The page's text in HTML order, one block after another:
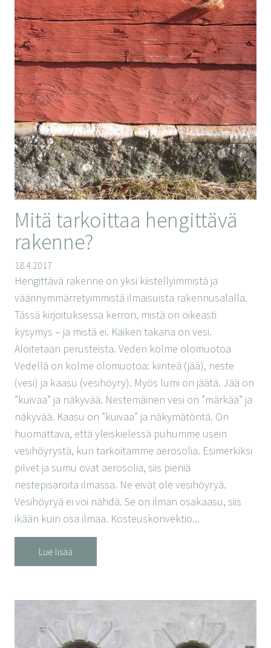
Mitä tarkoittaa hengittävä
rakenne?
18.4.2017
Hengittävä rakenne on yksi kiistellyimmistä ja
väärinymmärretyimmistä ilmaisuista rakennusalalla.
Tässä kirjoituksessa kerron, mistä on oikeasti
kysymys – ja mistä ei. Kaiken takana on vesi.
Aloitetaan perusteista. Veden kolme olomuotoa
Vedellä on kolme olomuotoa: kiinteä (jää), neste
(vesi) ja kaasu (vesihöyry). Myös lumi on jäätä. Jää on
”kuivaa” ja näkyvää. Nestemäinen vesi on ”märkää” ja
näkyvää. Kaasu on ”kuivaa” ja näkymätöntä. On
huomattava, että yleiskielessä puhumme usein
vesihöyrystä, kun tarkoitamme aerosolia. Esimerkiksi
pilvet ja sumu ovat aerosolia, siis pieniä
nestepisaroita ilmassa. Ne eivät ole vesihöyryä.
Vesihöyryä ei voi nähdä. Se on ilman osakaasu, siis
ikään kuin osa ilmaa. Kosteuskonvektio...
Lue lisää